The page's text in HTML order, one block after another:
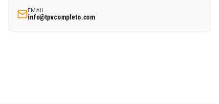
EMAIL
info@tpvcompleto.com